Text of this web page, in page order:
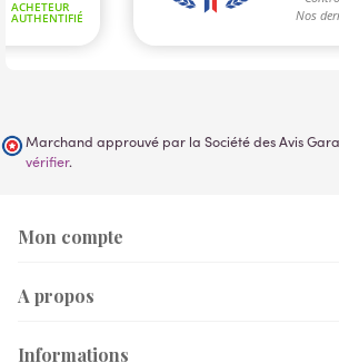
Marchand approuvé par la Société des Avis
vérifier.
Mon compte
A propos
Informations